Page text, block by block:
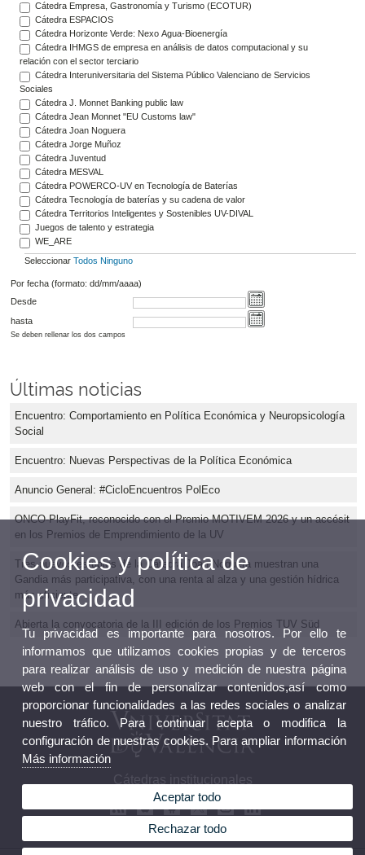
Cátedra Empresa, Gastronomía y Turismo (ECOTUR)
Cátedra ESPACIOS
Cátedra Horizonte Verde: Nexo Agua-Bioenergía
Cátedra IHMGS de empresa en análisis de datos computacional y su
relación con el sector terciario
Cátedra Interuniversitaria del Sistema Público Valenciano de Servicios
Sociales
Cátedra J. Monnet Banking public law
Cátedra Jean Monnet "EU Customs law"
Cátedra Joan Noguera
Cátedra Jorge Muñoz
Cátedra Juventud
Cátedra MESVAL
Cátedra POWERCO-UV en Tecnología de Baterías
Cátedra Tecnología de baterías y su cadena de valor
Cátedra Territorios Inteligentes y Sostenibles UV-DIVAL
Juegos de talento y estrategia
WE_ARE
Seleccionar Todos Ninguno
Por fecha (formato: dd/mm/aaaa)
Desde
hasta
Se deben rellenar los dos campos
Últimas noticias
Encuentro: Comportamiento en Política Económica y Neuropsicología
Social
Encuentro: Nuevas Perspectivas de la Política Económica
Anuncio General: #CicloEncuentros PolEco
ONCO-PlayFit, reconocido con el Premio MOTIVEM 2026 y un accésit
en los Premios de Emprendimiento de la UV
Tres nuevos estudios de la Cátedra Joan Noguera muestran una
Gandia más participativa, con una renta al alza y una gestión hídrica
más eficiente
Abierta la convocatoria de la III edición de los Premios TUV Süd
Cátedras institucionales
Cookies y política de
privacidad
Tu privacidad es importante para nosotros. Por ello te
informamos que utilizamos cookies propias y de terceros
para realizar análisis de uso y medición de nuestra página
web con el fin de personalizar contenidos,así como
proporcionar funcionalidades a las redes sociales o analizar
nuestro tráfico. Para continuar acepta o modifica la
configuración de nuestras cookies. Para ampliar información
Más información
Aceptar todo
Rechazar todo